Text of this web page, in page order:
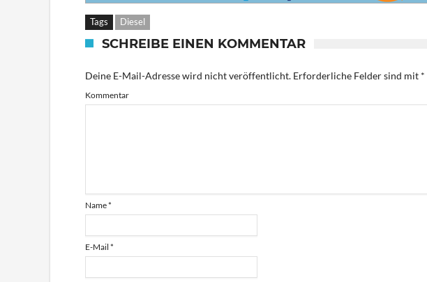
Tags Diesel
SCHREIBE EINEN KOMMENTAR
Deine E-Mail-Adresse wird nicht veröffentlicht. Erforderliche Felder sind mit *
Kommentar
Name*
E-Mail *